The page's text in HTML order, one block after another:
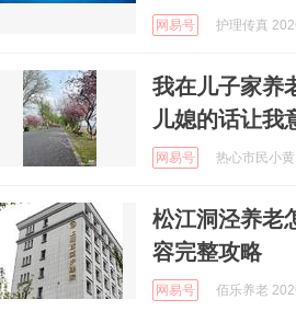
网易号 护理传真
我在儿子家养
儿媳的话让我
网易号 热心市民小
松江洞泾养老
容完整攻略
网易号 佰乐养老